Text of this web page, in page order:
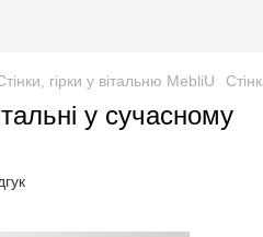
гірки у вітальню MebliU
у сучасному